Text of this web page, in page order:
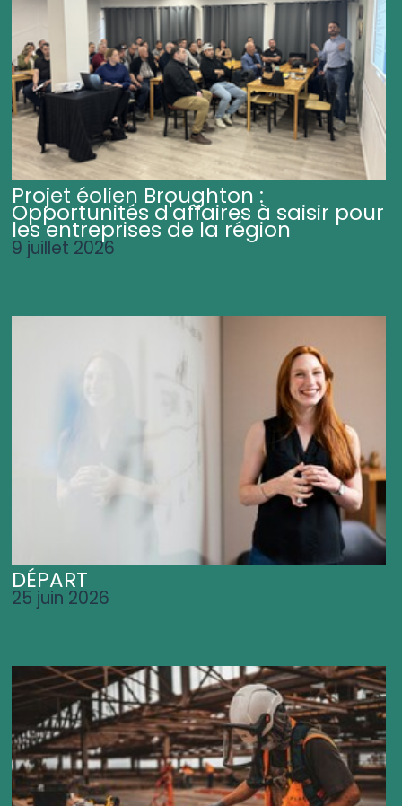
Projet éolien Broughton :
Opportunités d'affaires à saisir pour
les entreprises de la région
9 juillet 2026
DÉPART
25 juin 2026